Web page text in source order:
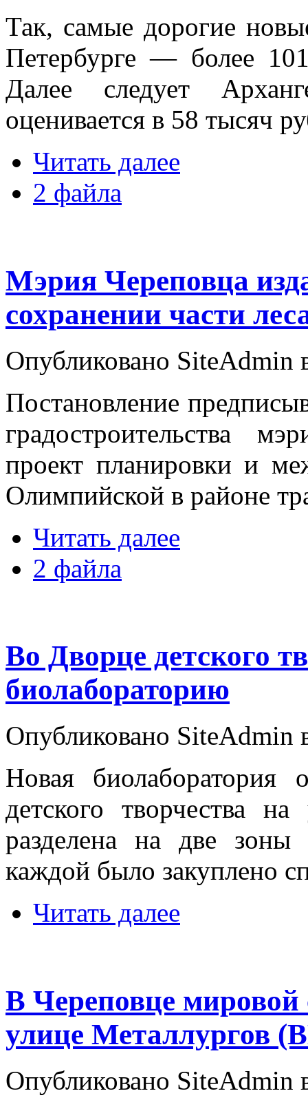
Так, самые дорогие
Петербурге — более
Далее следует
оценивается в 58 тысяч
Читать далее
2 файла
Мэрия Череповца
сохранении части
Опубликовано SiteAdmin
Постановление
градостроительства
проект планировки и
Олимпийской в районе
Читать далее
2 файла
Во Дворце детского
биолабораторию
Опубликовано SiteAdmin
Новая биолаборатория
детского творчества
разделена на две
каждой было закуплено
Читать далее
В Череповце мировой
улице Металлургов
Опубликовано SiteAdmin